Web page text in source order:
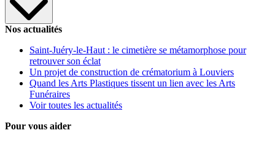
Nos actualités
Saint-Juéry-le-Haut : le cimetière se métamorphose pour
retrouver son éclat
Un projet de construction de crématorium à Louviers
Quand les Arts Plastiques tissent un lien avec les Arts
Funéraires
Voir toutes les actualités
Pour vous aider